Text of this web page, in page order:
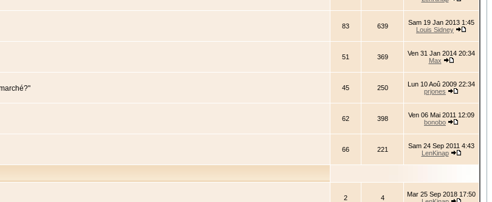
83 639
Sam 19 Jan 2013 1:45
Louis Sidney
51 369
Ven 31 Jan 2014 20:34
Max
45 250
Lun 10 Aoû 2009 22:34
prjones
62 398
Ven 06 Mai 2011 12:09
bonobo
66 221
Sam 24 Sep 2011 4:43
LenKinap
2 4
Mar 25 Sep 2018 17:50